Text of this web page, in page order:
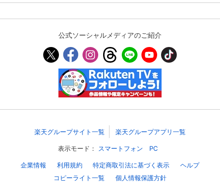
メルマガの配信停止、配信先のメールアド
レスの変更が可能です。
定額見放題コンテンツの解約はこちらから
可能です。
ログアウト
公式ソーシャルメディアのご紹介
楽天グループサイト一覧 楽天グループアプリ一覧
表示モード： スマートフォン PC
企業情報 利用規約 特定商取引法に基づく表示
ヘルプ
コピーライト一覧
個人情報保護方針